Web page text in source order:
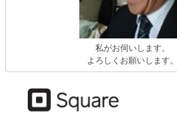
私がお伺いします。
よろしくお願いします。